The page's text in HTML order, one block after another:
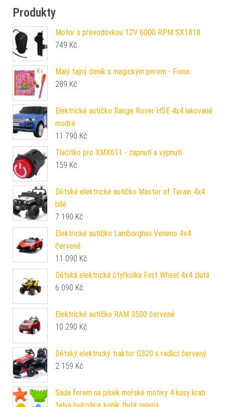
Produkty
Motor s převodovkou 12V 6000 RPM SX1818
749 Kč
Malý tajný deník s magickým perem - Fiona
289 Kč
Elektrické autíčko Range Rover HSE 4x4 lakované
modré
11 790 Kč
Tlačítko pro XMX611 - zapnutí a vypnutí
159 Kč
Dětské elektrické autíčko Master of Terain 4x4
bílé
7 190 Kč
Elektrické autíčko Lamborghini Veneno 4x4
červené
11 090 Kč
Dětská elektrická čtyřkolka Fast Wheel 4x4 žlutá
6 090 Kč
Elektrické autíčko RAM 3500 červené
10 290 Kč
Dětský elektrický traktor G320 s radlicí červený
2 159 Kč
Sada forem na písek mořské motivy 4 kusy krab
želva hvězdice koník žlutá zelená